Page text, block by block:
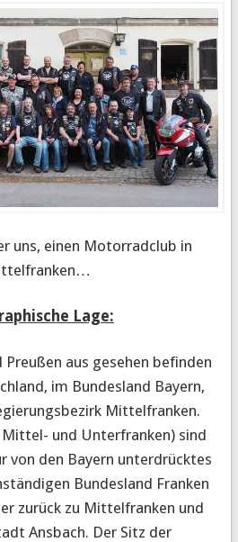
uns, einen Motorradclub in
Lage:
aus gesehen befinden
im Bundesland Bayern,
Mittelfranken.
Mittel- und Unterfranken) sind
von den Bayern unterdrücktes
Bundesland Franken
zurück zu Mittelfranken und
Ansbach. Der Sitz der